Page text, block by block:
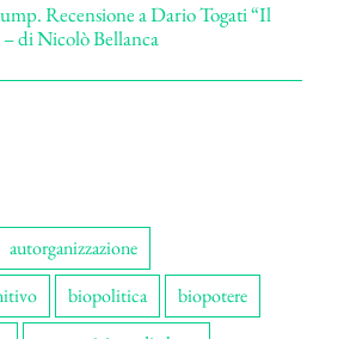
Recensione a Dario Togati “Il
di Nicolò Bellanca
autorganizzazione
biopolitica
biopotere